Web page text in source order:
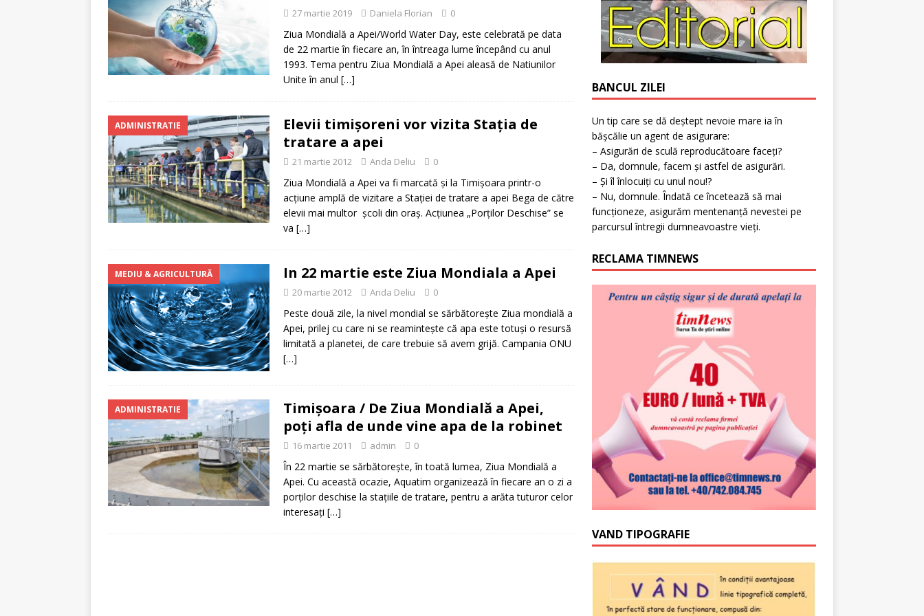
[ 5 august 2026 ]
Invitaţie la expoziţie în Reşiţa!
27 martie 2019 Daniela Florian 0
Ziua Mondială a Apei/World Water Day, este celebrată pe data
de 22 martie în fiecare an, în întreaga lume începând cu anul
1993. Tema pentru Ziua Mondială a Apei aleasă de Natiunilor
Unite în anul […]
ADMINISTRATIE
Elevii timişoreni vor vizita Staţia de
tratare a apei
21 martie 2012 Anda Deliu 0
Ziua Mondială a Apei va fi marcată şi la Timişoara printr-o
acţiune amplă de vizitare a Staţiei de tratare a apei Bega de către
elevii mai multor şcoli din oraş. Acţiunea „Porţilor Deschise” se
va […]
MEDIU & AGRICULTURĂ In 22 martie este Ziua Mondiala a Apei
20 martie 2012 Anda Deliu 0
Peste două zile, la nivel mondial se sărbătoreşte Ziua mondială a
Apei, prilej cu care ni se reaminteşte că apa este totuşi o resursă
limitată a planetei, de care trebuie să avem grijă. Campania ONU
[…]
ADMINISTRATIE
Timişoara / De Ziua Mondială a Apei,
poţi afla de unde vine apa de la robinet
16 martie 2011 admin 0
În 22 martie se sărbătoreşte, în toată lumea, Ziua Mondială a
Apei. Cu această ocazie, Aquatim organizează în fiecare an o zi a
porţilor deschise la staţiile de tratare, pentru a arăta tuturor celor
interesaţi […]
BANCUL ZILEI
Un tip care se dă deștept nevoie mare ia în
bășcălie un agent de asigurare:
– Asigurări de sculă reproducătoare faceți?
– Da, domnule, facem și astfel de asigurări.
– Și îl înlocuiți cu unul nou!?
– Nu, domnule. Îndată ce încetează să mai
funcționeze, asigurăm mentenanță nevestei pe
parcursul întregii dumneavoastre vieți.
RECLAMA TIMNEWS
VAND TIPOGRAFIE